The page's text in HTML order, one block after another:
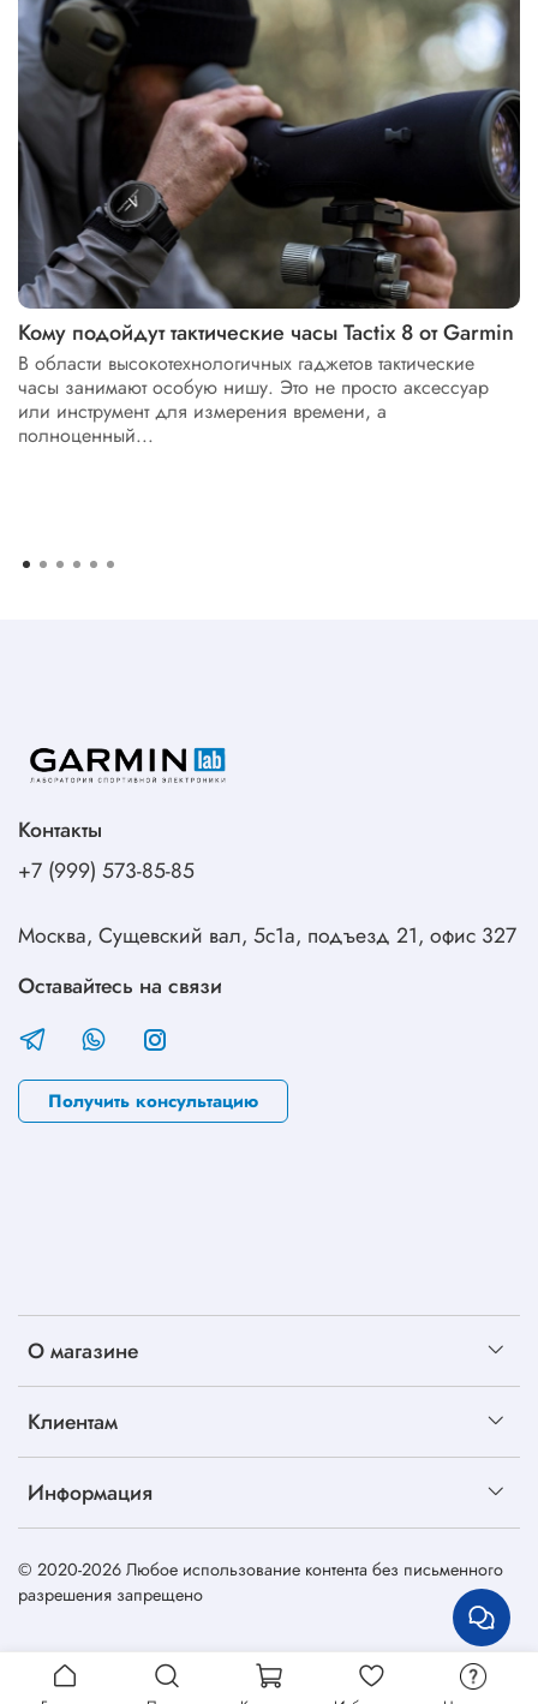
Кому подойдут тактические часы Tactix 8 от Garmin
В области высокотехнологичных гаджетов тактические
часы занимают особую нишу. Это не просто аксессуар
или инструмент для измерения времени, а
полноценный...
О магазине
Клиентам
Информация
Контакты
+7 (999) 573-85-85
Москва, Сущевский вал, 5с1а, подъезд 21, офис 327
Оставайтесь на связи
Получить консультацию
© 2020-2026 Любое использование контента без письменного
разрешения запрещено